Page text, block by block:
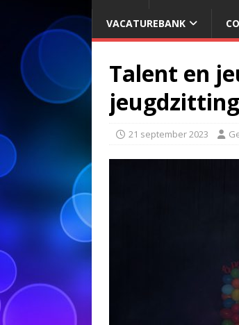
VACATUREBANK
Talent en
21 september 2023